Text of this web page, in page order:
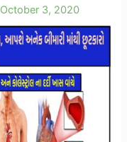
October 3, 2020